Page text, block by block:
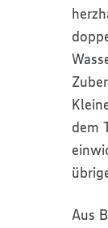
dem
Aus